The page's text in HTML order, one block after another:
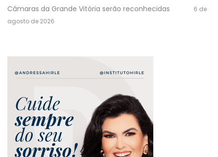
Câmaras da Grande Vitória serão reconhecidas
6 de
agosto de 2026